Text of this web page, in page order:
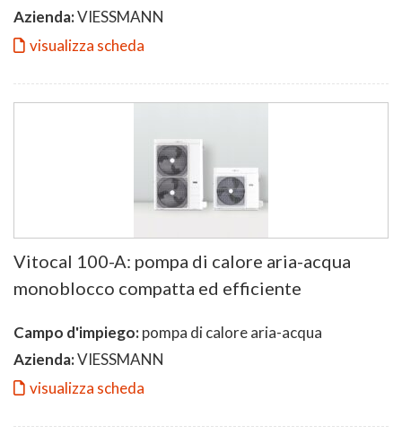
Azienda:VIESSMANN
visualizza scheda
Vitocal 100-A: pompa di calore aria-acqua
monoblocco compatta ed efficiente
Campo d'impiego:pompa di calore aria-acqua
Azienda:VIESSMANN
visualizza scheda